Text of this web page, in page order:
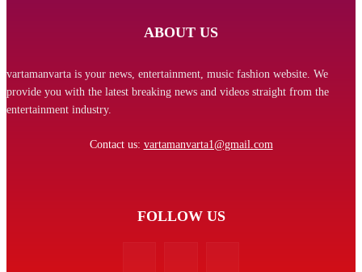
ABOUT US
vartamanvarta is your news, entertainment, music fashion website. We
provide you with the latest breaking news and videos straight from the
entertainment industry.
Contact us: vartamanvarta1@gmail.com
FOLLOW US